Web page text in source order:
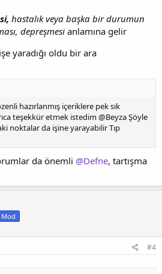
hastalık veya başka bir durumun
depreşmesi anlamına gelir
yaradığı oldu bir ara
hazırlanmış içeriklere pek sık
teşekkür etmek istedim @Beyza Şöyle
noktalar da işine yarayabilir Tıp
da önemli @Defne, tartışma
#4